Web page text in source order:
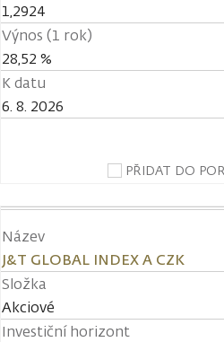
1,2924
Výnos (1 rok)
28,52 %
K datu
6. 8. 2026
PŘIDAT DO
Název
J&T GLOBAL INDEX A CZK
Složka
Akciové
Investiční horizont